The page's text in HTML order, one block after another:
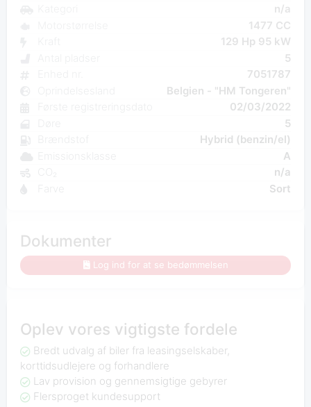
n/a
1477 CC
129 Hp 95 kW
5
7051787
Belgien - "HM Tongeren"
02/03/2022
5
Hybrid (benzin/el)
A
n/a
Sort
Dokumenter
Log ind for at se bedømmelsen
Oplev vores vigtigste fordele
Bredt udvalg af biler fra leasingselskaber,
korttidsudlejere og forhandlere
Lav provision og gennemsigtige gebyrer
Flersproget kundesupport